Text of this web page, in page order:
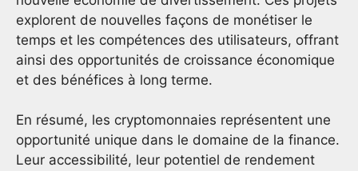
explorent de nouvelles façons de monétiser le
temps et les compétences des utilisateurs, offrant
ainsi des opportunités de croissance économique
et des bénéfices à long terme.
En résumé, les cryptomonnaies représentent une
opportunité unique dans le domaine de la finance.
Leur accessibilité, leur potentiel de rendement